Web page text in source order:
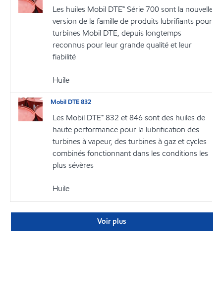
Les huiles Mobil DTE™ Série 700 sont la nouvelle
version de la famille de produits lubrifiants pour
turbines Mobil DTE, depuis longtemps
reconnus pour leur grande qualité et leur
fiabilité
Huile
Mobil DTE 832
Les Mobil DTE™ 832 et 846 sont des huiles de
haute performance pour la lubrification des
turbines à vapeur, des turbines à gaz et cycles
combinés fonctionnant dans les conditions les
plus sévères
Huile
Voir plus